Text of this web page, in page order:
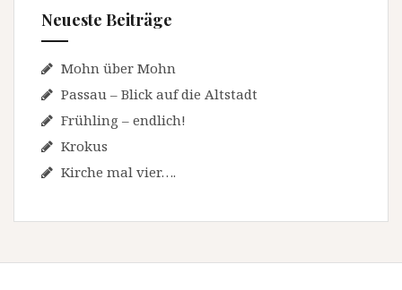
Neueste Beiträge
Mohn über Mohn
Passau – Blick auf die Altstadt
Frühling – endlich!
Krokus
Kirche mal vier….